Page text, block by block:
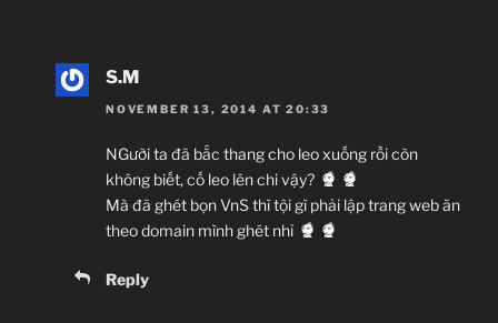
S.M
NOVEMBER 13, 2014 AT 20:33
NGười ta đã bắc thang cho leo xuống rồi còn
không biết, cố leo lên chi vậy?
Mà đã ghét bọn VnS thì tội gì phải lập trang web ăn
theo domain mình ghét nhỉ
Reply